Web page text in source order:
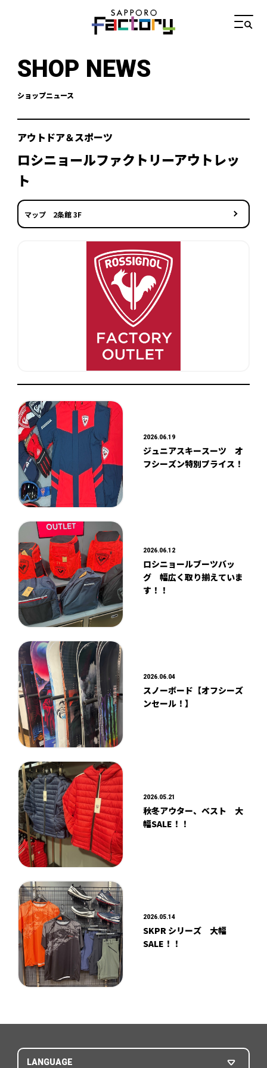
SHOP NEWS
ショップニュース
アウトドア＆スポーツ
ロシニョールファクトリーアウトレッ
ト
マップ 2条館 3F
2026.06.19
ジュニアスキースーツ オ
フシーズン特別プライス！
2026.06.12
ロシニョールブーツバッ
グ 幅広く取り揃えていま
す！！
2026.06.04
スノーボード【オフシーズ
ンセール！】
2026.05.21
秋冬アウター、ベスト 大
幅SALE！！
2026.05.14
SKPR シリーズ 大幅
SALE！！
LANGUAGE